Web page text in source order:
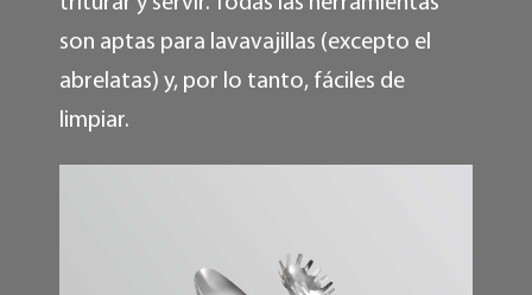
son aptas para lavavajillas (excepto el
abrelatas) y, por lo tanto, fáciles de
limpiar.